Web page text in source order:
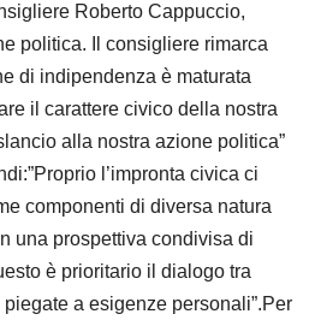
Roberto Cappuccio,
politica. Il consigliere rimarca
di indipendenza è maturata
il carattere civico della nostra
alla nostra azione politica”
l’impronta civica ci
componenti di diversa natura
una prospettiva condivisa di
è prioritario il dialogo tra
a esigenze personali”.Per